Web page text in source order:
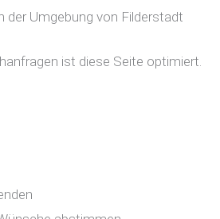
der Umgebung von Filderstadt
ist diese Seite optimiert.